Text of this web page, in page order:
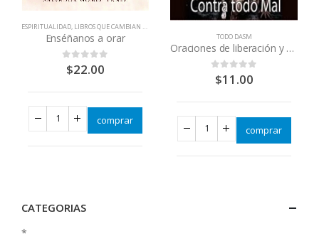
QUE CAMBIAN VIDAS
ESPIRITUALIDAD, LIBROS QUE CAMBIAN VIDAS
Enséñanos a orar
out of 5
$22.00
comprar
TODO DASM
Oraciones de liberación y protección contra todo mal
out of 5
$11.00
comprar
CATEGORIAS
*